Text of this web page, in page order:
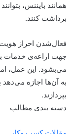
همانند بایننس،
برداشت کنند.
جهت اراعه‌ی خدمات
می‌بشود. این عمل،
به آن‌ها اجازه
بپردازند.
دسته بندی مطالب